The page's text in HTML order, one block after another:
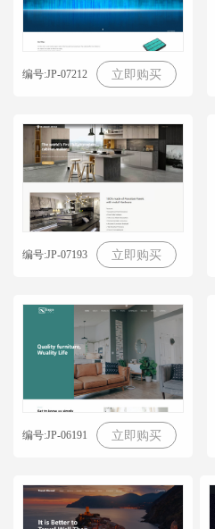
编号:JP-07212 立即购买
编号:JP-07193 立即购买
编号:JP-06191 立即购买